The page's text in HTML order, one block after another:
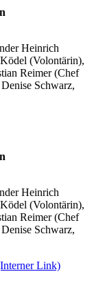
Heinrich
Ködel (Volontärin),
Reimer (Chef
Schwarz,
Heinrich
Ködel (Volontärin),
Reimer (Chef
Schwarz,
Link)